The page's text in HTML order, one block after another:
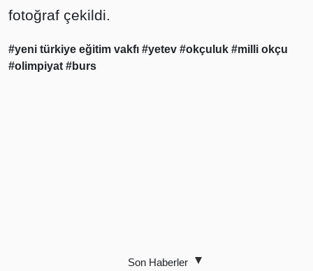
fotoğraf çekildi.
#yeni türkiye eğitim vakfı #yetev #okçuluk #milli okçu
#olimpiyat #burs
Son Haberler